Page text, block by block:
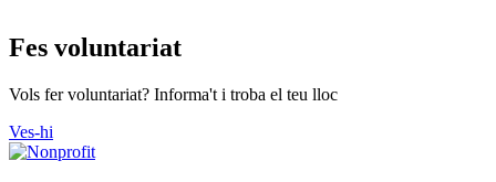
Fes voluntariat
Vols fer voluntariat? Informa't i troba el teu lloc
Ves-hi